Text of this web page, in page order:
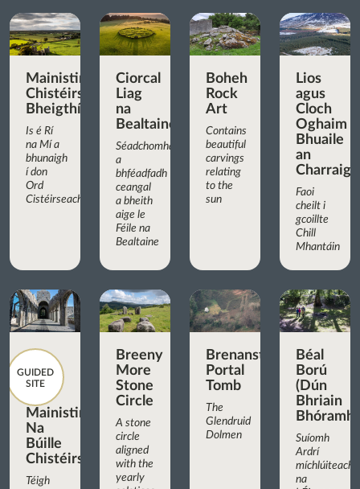
Mainistir
Chistéirseach
Bheigthí
Is é Rí
na Mí a
bhunaigh
í don
Ord
Cistéirseach
Ciorcal
Liag
na
Bealtaine
Séadchomhartha
a
bhféadfadh
ceangal
a bheith
aige le
Féile na
Bealtaine
Boheh
Rock
Art
Contains
beautiful
carvings
relating
to the
sun
Lios
agus
Cloch
Oghaim
Bhuaile
an
Faoi
cheilt i
gcoillte
Chill
Mhantáin
GUIDED
SITE
Mainistir
Na
Búille
Chistéirseach
Téigh
Breeny
More
Stone
Circle
A stone
circle
aligned
with the
yearly
Brenanstown
Portal
Tomb
The
Glendruid
Dolmen
Béal
Ború
(Dún
Bhriain
Suíomh
Ardrí
míchlúiteach
na